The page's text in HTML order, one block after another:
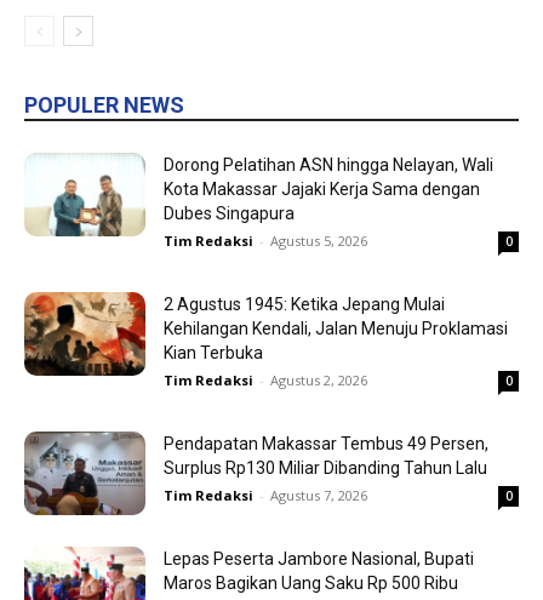
POPULER NEWS
Dorong Pelatihan ASN hingga Nelayan, Wali
Kota Makassar Jajaki Kerja Sama dengan
Dubes Singapura
Tim Redaksi - Agustus 5, 2026 0
2 Agustus 1945: Ketika Jepang Mulai
Kehilangan Kendali, Jalan Menuju Proklamasi
Kian Terbuka
Tim Redaksi - Agustus 2, 2026 0
Pendapatan Makassar Tembus 49 Persen,
Surplus Rp130 Miliar Dibanding Tahun Lalu
Tim Redaksi - Agustus 7, 2026 0
Lepas Peserta Jambore Nasional, Bupati
Maros Bagikan Uang Saku Rp 500 Ribu